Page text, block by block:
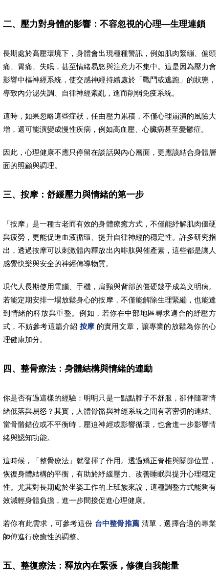
二、壓力對身體的影響：不容忽視的心理—生理連鎖
長期處於高壓環境下，身體會出現種種警訊，例如肌肉緊繃、偏頭
痛、胃痛、失眠，甚至情緒易怒與注意力不集中。這是因為壓力會
影響中樞神經系統，使交感神經持續處於「戰鬥或逃跑」的狀態，
導致內分泌失調、自律神經紊亂，進而削弱免疫系統。
這時，如果忽略這些症狀，任由壓力累積，不僅心理崩潰的風險大
增，還可能演變成慢性疾病，例如高血壓、心臟病甚至憂鬱症。
因此，心理健康不應只停留在談話與內心層面，更應該結合身體層
面的照顧與調理。
三、按摩：舒緩壓力與情緒的第一步
「按摩」是一種古老而有效的身體療癒方式，不僅能紓解肌肉僵硬
與疲勞，更能促進血液循環、提升自律神經的穩定性。許多研究指
出，透過按摩可以刺激體內釋放出內啡肽與催產素，這些都是讓人
感覺快樂與安全的神經傳導物質。
現代人長期使用電腦、手機，肩頸與背部的僵硬幾乎成為文明病。
若能定期安排一場放鬆身心的按摩，不僅能解除生理緊繃，也能達
到情緒的釋放與重整。例如，若你在中部地區尋求適合的紓壓方
式，不妨參考這篇介紹按摩 的實用文章，讓專業的放鬆為你的心
理健康加分。
四、整骨療法：身體結構與情緒的連動
你是否有過這樣的經驗：明明只是一點點脖子不舒服，卻伴隨著情
緒低落與易怒？其實，人體骨骼與神經系統之間有著密切的連結。
當骨骼錯位或不平衡時，壓迫神經或影響循環，也會進一步影響情
緒與認知功能。
這時候，「整骨療法」就發揮了作用。透過矯正脊椎與關節位置，
恢復身體結構的平衡，有助於紓緩壓力、改善睡眠與提升心理穩定
性。尤其對長期處於坐姿工作的上班族來說，這種調整方式能夠有
效減輕身體負擔，進一步間接促進心理健康。
若你有此需求，可參考這份 台中整骨推薦 清單，選擇合適的專業
師傅進行療癒性的調整。
五、整復療法：釋放內在緊張，修復自我能量